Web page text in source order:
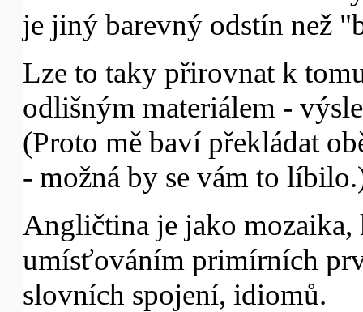
je jiný barevný odstín než
Lze to taky přirovnat k
odlišným materiálem -
(Proto mě baví překládat
- možná by se vám to
Angličtina je jako mozaika,
umísťováním primírních
slovních spojení, idiomů.